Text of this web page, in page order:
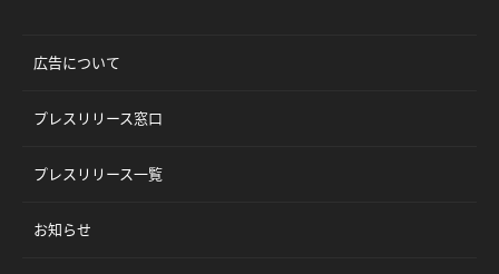
広告について
プレスリリース窓口
プレスリリース一覧
お知らせ